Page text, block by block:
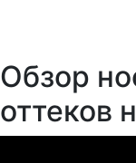
Обзор
оттеков